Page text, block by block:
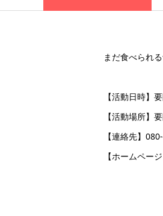
まだ食べられ
【活動日時】
【活動場所】
【連絡先】
【ホームページ